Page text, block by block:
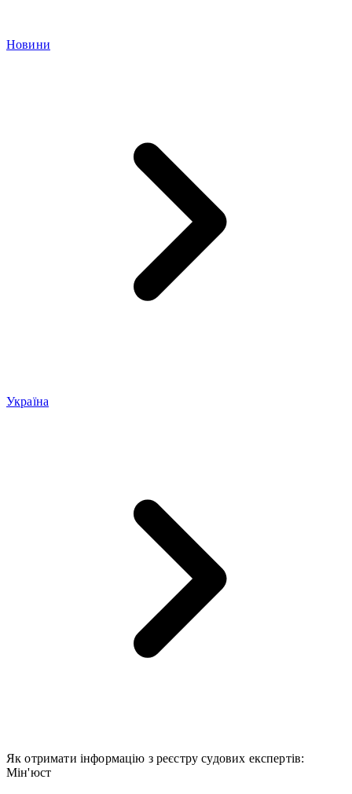
Новини
Україна
Як отримати інформацію з реєстру судових експертів:
Мін'юст